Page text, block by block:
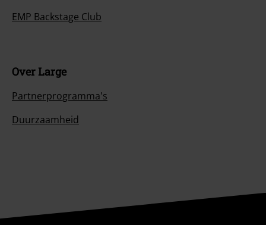
EMP Backstage Club
Over Large
Partnerprogramma's
Duurzaamheid